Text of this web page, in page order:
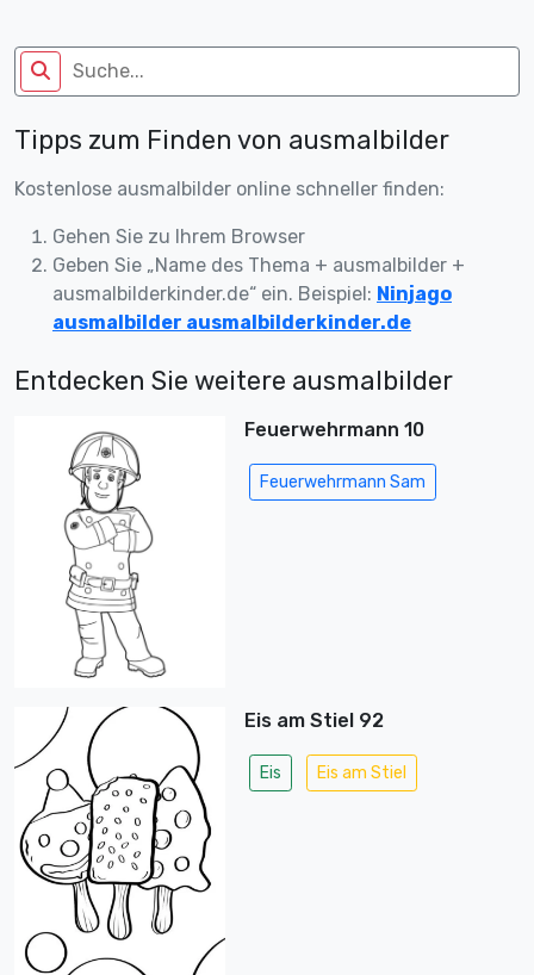
Tipps zum Finden von ausmalbilder
Kostenlose ausmalbilder online schneller finden:
Gehen Sie zu Ihrem Browser
Geben Sie „Name des Thema + ausmalbilder +
ausmalbilderkinder.de“ ein. Beispiel: Ninjago
ausmalbilder ausmalbilderkinder.de
Entdecken Sie weitere ausmalbilder
Feuerwehrmann 10
Feuerwehrmann Sam
Eis am Stiel 92
Eis Eis am Stiel